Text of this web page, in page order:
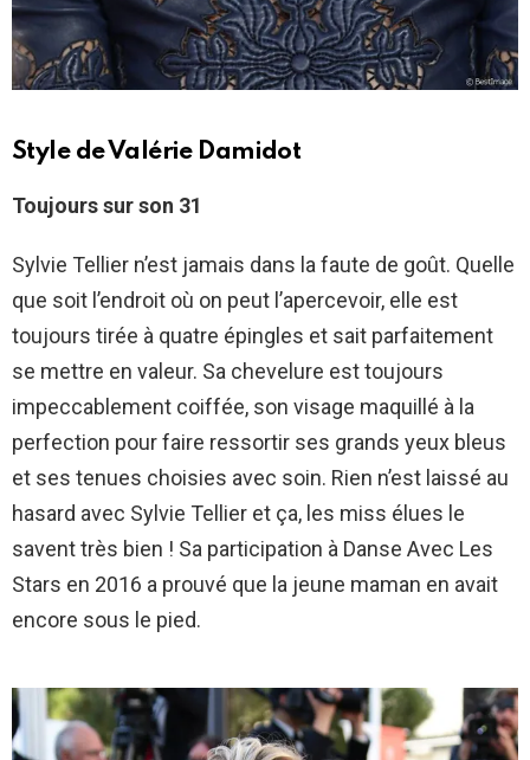
Style de Valérie Damidot
Toujours sur son 31
Sylvie Tellier n’est jamais dans la faute de goût. Quelle
que soit l’endroit où on peut l’apercevoir, elle est
toujours tirée à quatre épingles et sait parfaitement
se mettre en valeur. Sa chevelure est toujours
impeccablement coiffée, son visage maquillé à la
perfection pour faire ressortir ses grands yeux bleus
et ses tenues choisies avec soin. Rien n’est laissé au
hasard avec Sylvie Tellier et ça, les miss élues le
savent très bien ! Sa participation à Danse Avec Les
Stars en 2016 a prouvé que la jeune maman en avait
encore sous le pied.